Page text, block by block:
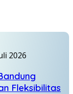
2026
Fleksibilitas